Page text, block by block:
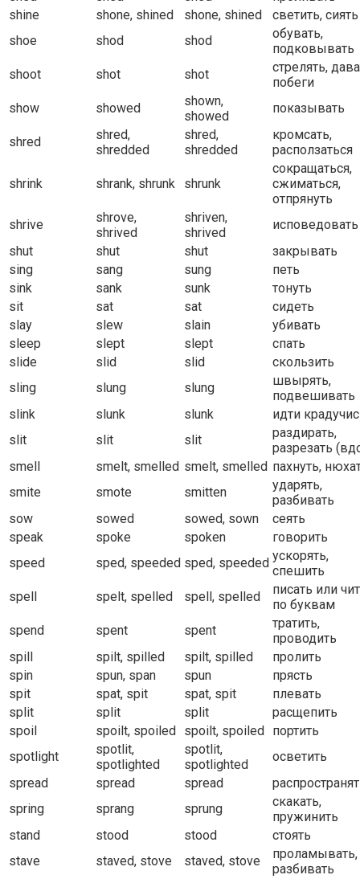
shine
shone, shined shone, shined
светить, сиять
shoe
shod shod
обувать,
подковывать
shoot
shot shot
стрелять,
побеги
show
showed
shown,
showed
показывать
shred
shred,
shredded
shred,
shredded
кромсать,
расползаться
shrink shrank, shrunk shrunk
сокращаться,
сжиматься,
отпрянуть
shrive
shrove,
shrived
shriven,
shrived
исповедовать
shut
shut shut
закрывать
sing
sang sung
петь
sink
sank sunk
тонуть
sit
sat sat
сидеть
slay
slew slain
убивать
sleep
slept slept
спать
slide
slid slid
скользить
sling
slung slung
швырять,
подвешивать
slink
slunk slunk
идти
slit
slit slit
раздирать,
разрезать
smell
smelt, smelled smelt, smelled пахнуть,
smite
smote smitten
ударять,
разбивать
sow
sowed sowed, sown
сеять
speak
spoke spoken
говорить
speed
sped, speeded sped, speeded ускорять,
спешить
spell
spelt, spelled spell, spelled
писать или
по буквам
spend
spent spent
тратить,
проводить
spill
spilt, spilled spilt, spilled
пролить
spin
spun, span spun
прясть
spit
spat, spit spat, spit
плевать
split
split split
расщепить
spoil
spoilt, spoiled spoilt, spoiled
портить
spotlight
spotlit,
spotlighted
spotlit,
spotlighted
осветить
spread
spread spread
spring
sprang sprung
скакать,
пружинить
stand
stood stood
стоять
stave
staved, stove staved, stove
проламывать,
разбивать